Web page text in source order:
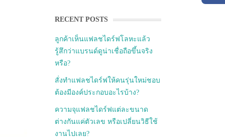
RECENT POSTS
ลูกค้าเห็นแฟลชไดร์ฟโลหะแล้ว
รู้สึกว่าแบรนด์ดูน่าเชื่อถือขึ้นจริง
หรือ?
สั่งทำแฟลชไดร์ฟให้คนรุ่นใหม่ชอบ
ต้องมีองค์ประกอบอะไรบ้าง?
ความจุแฟลชไดร์ฟแต่ละขนาด
ต่างกันแค่ตัวเลข หรือเปลี่ยนวิธีใช้
งานไปเลย?